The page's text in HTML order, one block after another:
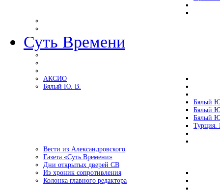
Суть Времени
АКСИО
Бялый Ю. В.
Бялый
Бялый
Бялый
Турция.
Вести из Александровского
Газета «Суть Времени»
Дни открытых дверей СВ
Из хроник сопротивления
Колонка главного редактора